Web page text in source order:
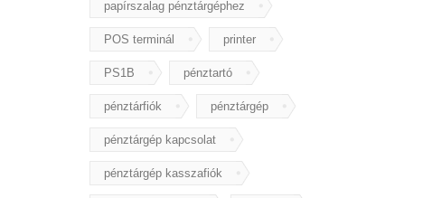
papírszalag pénztárgéphez
POS terminál printer
PS1B pénztartó
pénztárfiók pénztárgép
pénztárgép kapcsolat
pénztárgép kasszafiók